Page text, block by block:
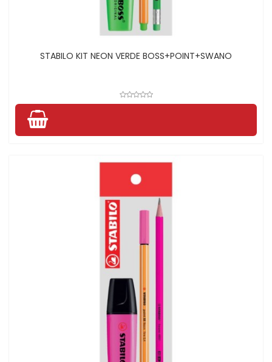
STABILO KIT NEON VERDE BOSS+POINT+SWANO